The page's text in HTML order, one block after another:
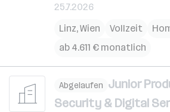
25.7.2026
Linz,Wien Vollzeit
ab 4.611 € monatlich
Abgelaufen Junior
Security & Digital